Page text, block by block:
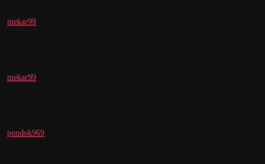
mekar99
mekar99
pondok969